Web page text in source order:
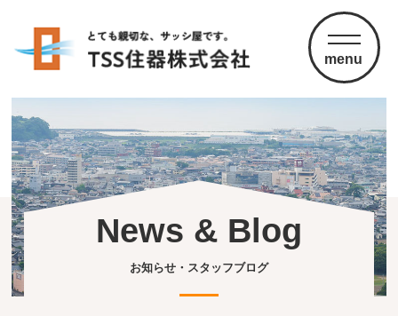
menu
News & Blog
お知らせ・スタッフブログ